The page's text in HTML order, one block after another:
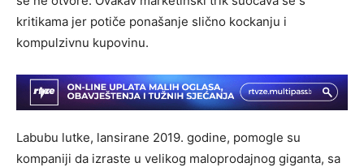
kritikama jer potiče ponašanje slično kockanju i
kompulzivnu kupovinu.
Labubu lutke, lansirane 2019. godine, pomogle su
kompaniji da izraste u velikog maloprodajnog giganta, sa